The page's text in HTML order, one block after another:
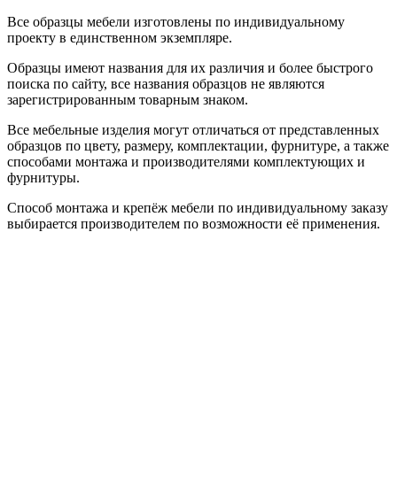
Все образцы мебели изготовлены по индивидуальному
проекту в единственном экземпляре.
Образцы имеют названия для их различия и более быстрого
поиска по сайту, все названия образцов не являются
зарегистрированным товарным знаком.
Все мебельные изделия могут отличаться от представленных
образцов по цвету, размеру, комплектации, фурнитуре, а также
способами монтажа и производителями комплектующих и
фурнитуры.
Способ монтажа и крепёж мебели по индивидуальному заказу
выбирается производителем по возможности её применения.